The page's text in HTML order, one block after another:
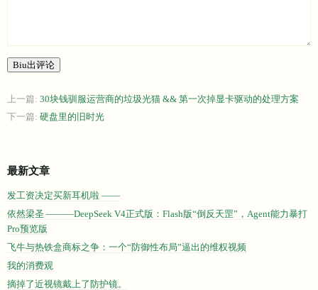
Biu出评论
上一篇: 30块钱驯服运营商的垃圾光猫 && 第一次掉显卡驱动的处理方案
下一篇: 硬盘里的旧时光
最新文章
发工资决定买新耳机啦 ——
依然梁圣 ———DeepSeek V4正式版：Flash版“倒反天罡”，Agent能力暴打
Pro预览版
飞牛与热铁盒商标之争：一个“防御性布局”逼出的维权视频
我的消费观
摘掉了近视镜戴上了防护镜。